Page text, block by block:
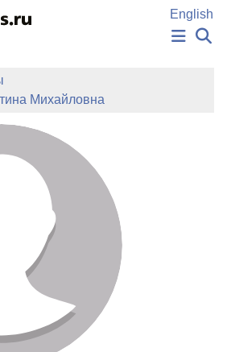
English
ИЗДАНИЯ
РУКОПИСЬ
БАЗА ЗНАНИЙ
СЛОВА
Михайловна